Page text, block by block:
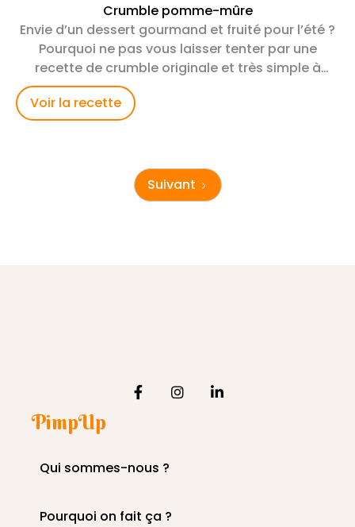
Crumble pomme-mûre
Envie d’un dessert gourmand et fruité pour l’été ?
Pourquoi ne pas vous laisser tenter par une
recette de crumble originale et très simple à
Voir la recette
Suivant
PimpUp
Qui sommes-nous ?
Pourquoi on fait ça ?